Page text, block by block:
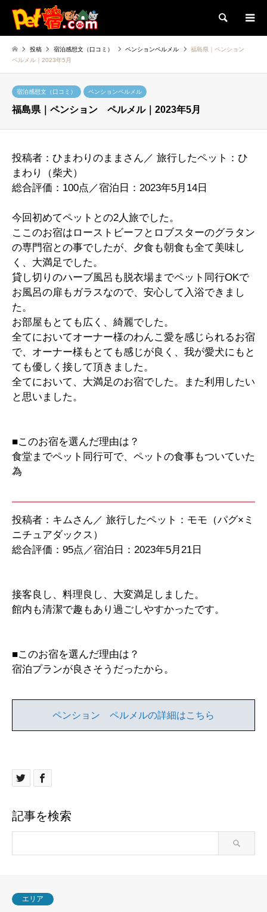
検索
投稿 宿泊感想文（口コミ） ペンションペルメル
福島県｜ペンション
ペルメル｜2023年5月
宿泊感想文（口コミ） ペンションペルメル
福島県｜ペンション ペルメル｜2023年5月
投稿者：ひまわりのままさん／ 旅行したペット：ひ
まわり（柴犬）
総合評価：100点／宿泊日：2023年5月14日
今回初めてペットとの2人旅でした。
ここのお宿はローストビーフとロブスターのグラタン
の専門宿との事でしたが、夕食も朝食も全て美味し
く、大満足でした。
貸し切りのハーブ風呂も脱衣場までペット同行OKで
お風呂の扉もガラスなので、安心して入浴できまし
た。
お部屋もとても広く、綺麗でした。
全てにおいてオーナー様のわんこ愛を感じられるお宿
で、オーナー様もとても感じが良く、我が愛犬にもと
ても優しく接して頂きました。
全てにおいて、大満足のお宿でした。また利用したい
と思いました。
■このお宿を選んだ理由は？
食堂までペット同行可で、ペットの食事もついていた
為
投稿者：キムさん／ 旅行したペット：モモ（パグ×ミ
ニチュアダックス）
総合評価：95点／宿泊日：2023年5月21日
接客良し、料理良し、大変満足しました。
館内も清潔で趣もあり過ごしやすかったです。
■このお宿を選んだ理由は？
宿泊プランが良さそうだったから。
ペンション ペルメルの詳細はこちら
記事を検索
エリア